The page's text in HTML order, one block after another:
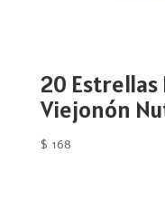
20 Estrellas
Viejonón
$ 168